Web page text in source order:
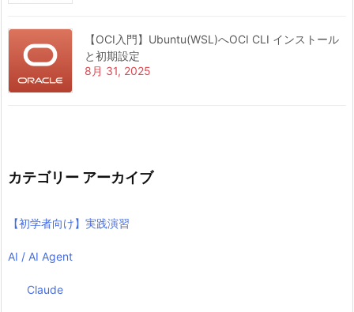
【OCI入門】Ubuntu(WSL)へOCI CLI インストール
と初期設定
8月 31, 2025
カテゴリー アーカイブ
【初学者向け】実践演習
AI / AI Agent
Claude